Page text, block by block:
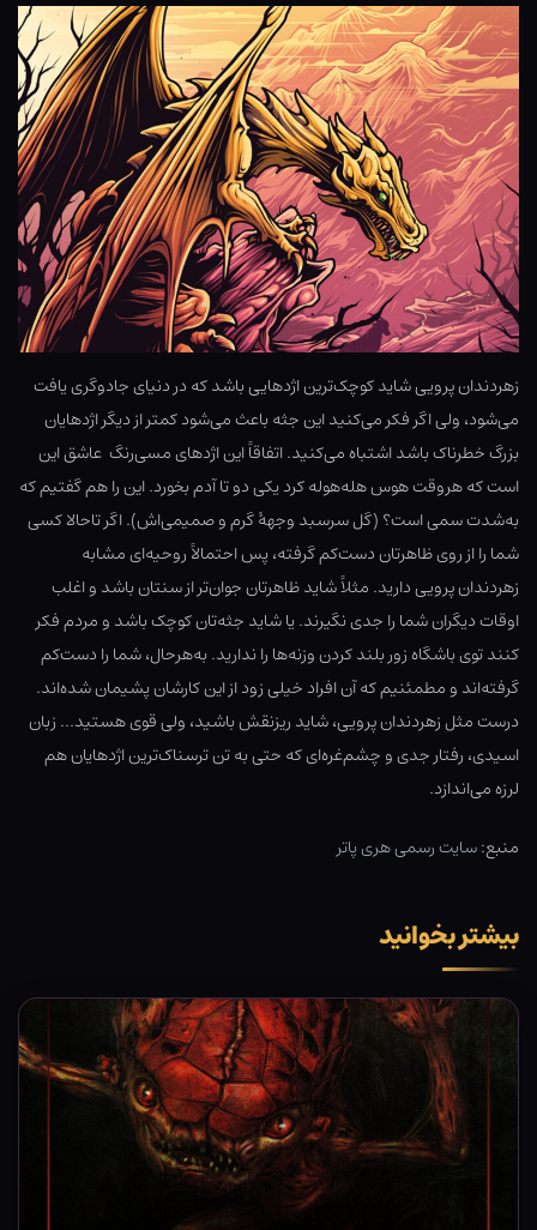
زهردندان پرویی شاید کوچک‌ترین اژدهایی باشد که در دنیای جادوگری یافت
می‌شود، ولی اگر فکر می‌کنید این جثه باعث می‌شود کمتر از دیگر اژدهایان
بزرگ خطرناک باشد اشتباه می‌کنید. اتفاقاً این اژدهای مسی‌رنگ عاشق این
است که هروقت هوس هله‌هوله کرد یکی دو تا آدم بخورد. این را هم گفتیم که
به‌شدت سمی است؟ (گل سرسبد وجههٔ گرم و صمیمی‌اش). اگر تاحالا کسی
شما را از روی ظاهرتان دست‌کم گرفته، پس احتمالاً روحیه‌ای مشابه
زهردندان پرویی دارید. مثلاً شاید ظاهرتان جوان‌تر از سنتان باشد و اغلب
اوقات دیگران شما را جدی نگیرند. یا شاید جثه‌تان کوچک باشد و مردم فکر
کنند توی باشگاه زور بلند کردن وزنه‌ها را ندارید. به‌هرحال، شما را دست‌کم
گرفته‌اند و مطمئنیم که آن افراد خیلی زود از این کارشان پشیمان شده‌اند.
درست مثل زهردندان پرویی، شاید ریزنقش باشید، ولی قوی هستید… زبان
اسیدی، رفتار جدی و چشم‌غره‌ای که حتی به تن ترسناک‌ترین اژدهایان هم
لرزه می‌اندازد.
منبع:سایت رسمی هری پاتر
بیشتر بخوانید